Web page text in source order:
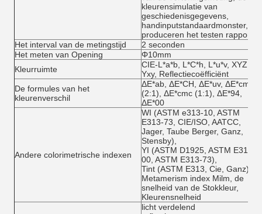
kleurensimulatie van
geschiedenisgegevens,
handinputstandaardmonster,
produceren het testen rapport
Het interval van de metingstijd
2 seconden
Het meten van Opening
Φ10mm
Kleurruimte
CIE-L*a*b, L*C*h, L*u*v, XYZ,
Yxy, Reflectiecoëfficiënt
De formules van het
kleurenverschil
ΔE*ab, ΔE*CH, ΔE*uv, ΔE*cmc
(2:1), ΔE*cmc (1:1), ΔE*94,
ΔE*00
Andere colorimetrische indexen
WI (ASTM e313-10, ASTM
E313-73, CIE/ISO, AATCC,
Jager, Taube Berger, Ganz,
Stensby),
YI (ASTM D1925, ASTM E313-
00, ASTM E313-73),
Tint (ASTM E313, Cie, Ganz),
Metamerism index Milm, de
snelheid van de Stokkleur,
Kleurensnelheid
licht verdelend